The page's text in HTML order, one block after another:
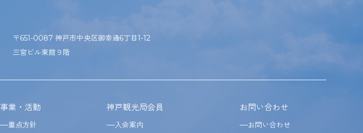
〒651-0087 神戸市中央区御幸通6丁目1-12
三宮ビル東館９階
事業・活動
重点方針
神戸観光局会員
入会案内
お問い合わせ
お問い合わせ